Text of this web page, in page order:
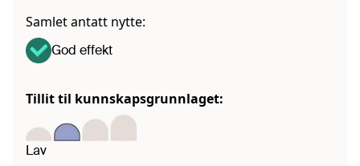
Samlet antatt nytte:
God effekt
Tillit til kunnskapsgrunnlaget:
Lav